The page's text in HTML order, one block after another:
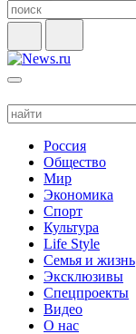
Россия
Общество
Мир
Экономика
Спорт
Культура
Life Style
Семья и жизнь
Эксклюзивы
Спецпроекты
Видео
О нас